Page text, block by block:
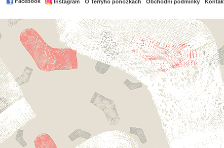
Instagram O Terryho ponožkách Obchodní podmínky